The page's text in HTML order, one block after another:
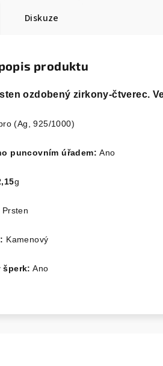
Diskuze
produktu
ozdobený zirkony-čtverec.
(Ag, 925/1000)
puncovním úřadem:Ano
g
Prsten
Kamenový
šperk: Ano